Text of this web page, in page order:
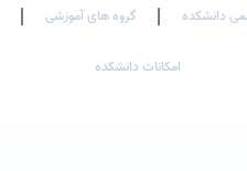
دانشکده گروه های آموزشی
امکانات دانشکده